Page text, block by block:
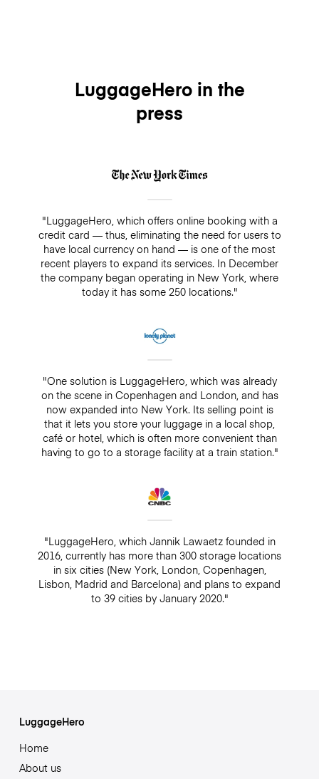
LuggageHero in the
press
"LuggageHero, which offers online booking with a
credit card — thus, eliminating the need for users to
have local currency on hand — is one of the most
recent players to expand its services. In December
the company began operating in New York, where
today it has some 250 locations."
"One solution is LuggageHero, which was already
on the scene in Copenhagen and London, and has
now expanded into New York. Its selling point is
that it lets you store your luggage in a local shop,
café or hotel, which is often more convenient than
having to go to a storage facility at a train station."
"LuggageHero, which Jannik Lawaetz founded in
2016, currently has more than 300 storage locations
in six cities (New York, London, Copenhagen,
Lisbon, Madrid and Barcelona) and plans to expand
to 39 cities by January 2020."
LuggageHero
Home
About us